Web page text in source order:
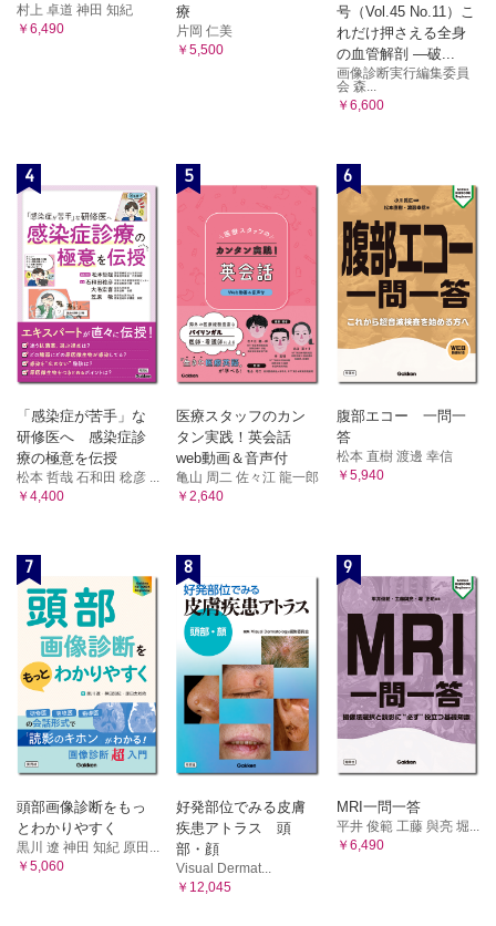
村上 卓道 神田 知紀
￥6,490
療
片岡 仁美
￥5,500
号（Vol.45 No.11）こ
れだけ押さえる全身
の血管解剖 ―破...
画像診断実行編集委員
会 森...
￥6,600
4
「感染症が苦手」な
研修医へ 感染症診
療の極意を伝授
松本 哲哉 石和田 稔彦 ...
￥4,400
5
医療スタッフのカン
タン実践！英会話
web動画＆音声付
亀山 周二 佐々江 龍一郎
￥2,640
6
腹部エコー 一問一
答
松本 直樹 渡邊 幸信
￥5,940
7
頭部画像診断をもっ
とわかりやすく
黒川 遼 神田 知紀 原田...
￥5,060
8
好発部位でみる皮膚
疾患アトラス 頭
部・顔
Visual Dermat...
￥12,045
9
MRI一問一答
平井 俊範 工藤 與亮 堀...
￥6,490